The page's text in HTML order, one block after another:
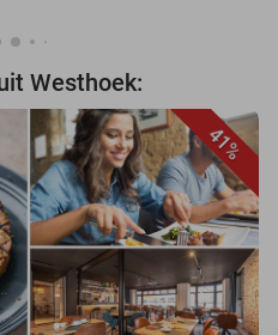
Westhoek:
41%